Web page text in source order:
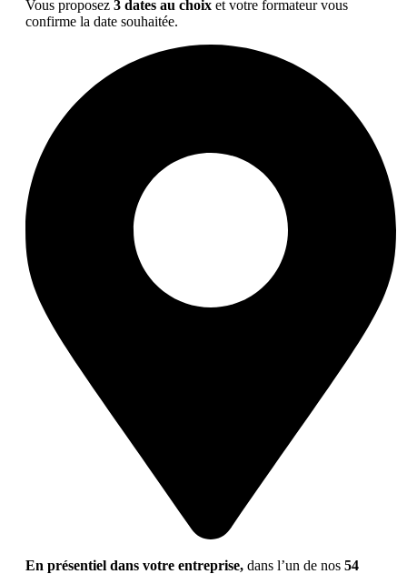
Vous proposez 3 dates au choix et votre formateur vous
confirme la date souhaitée.
En présentiel dans votre entreprise, dans l’un de nos 54